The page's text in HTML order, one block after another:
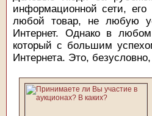
информационной сети,
любой товар, не любую
Интернет. Однако в любом
который с большим
Интернета. Это,